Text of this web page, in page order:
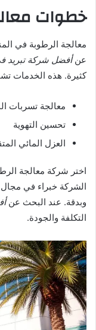
خطوات
معالجة الرطوبة في
عنأفضل شركة تبريد
كثيرة. هذه الخدمات
معالجة تسربات
تحسين التهوية
العزل المائي
اختر شركة معالجة
الشركة خبراء في مجال
وبدقة. عند البحث عن
التكلفة والجودة.